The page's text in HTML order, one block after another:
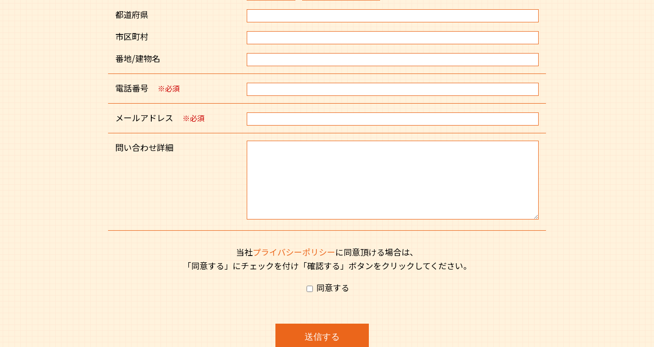
都道府県
市区町村
番地/建物名
電話番号 ※必須
メールアドレス ※必須
問い合わせ詳細
当社プライバシーポリシーに同意頂ける場合は、
「同意する」にチェックを付け「確認する」ボタンをクリックしてください。
同意する